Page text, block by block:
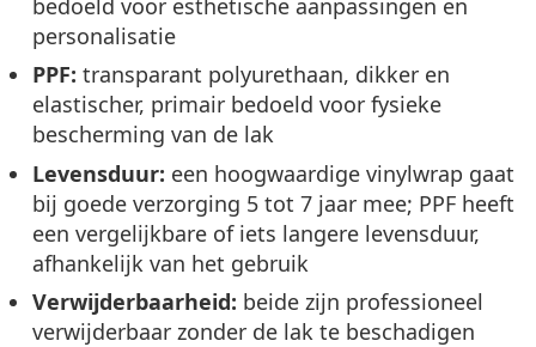
bedoeld voor esthetische aanpassingen en
personalisatie
PPF: transparant polyurethaan, dikker en
elastischer, primair bedoeld voor fysieke
bescherming van de lak
Levensduur: een hoogwaardige vinylwrap gaat
bij goede verzorging 5 tot 7 jaar mee; PPF heeft
een vergelijkbare of iets langere levensduur,
afhankelijk van het gebruik
Verwijderbaarheid: beide zijn professioneel
verwijderbaar zonder de lak te beschadigen